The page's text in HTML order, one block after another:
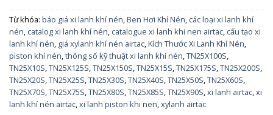
Từ khóa: báo giá xi lanh khí nén,Ben Hơi Khí Nén, các loại xi lanh khí
nén, catalog xi lanh khí nén, catalogue xi lanh khi nen airtac, cấu tạo xi
lanh khí nén, giá xylanh khí nén airtac,Kích Thước Xi Lanh Khí Nén,
piston khí nén,thông số kỹ thuật xi lanh khí nén,TN25X100S,
TN25X10S,TN25X125S,TN25X150S,TN25X15S,TN25X175S,TN25X200S,
TN25X20S,TN25X25S,TN25X30S,TN25X40S,TN25X50S,TN25X60S,
TN25X70S,TN25X75S,TN25X80S,TN25X85S,TN25X90S,xi lanh airtac,xi
lanh khí nén airtac,xi lanh piston khi nen,xylanh airtac